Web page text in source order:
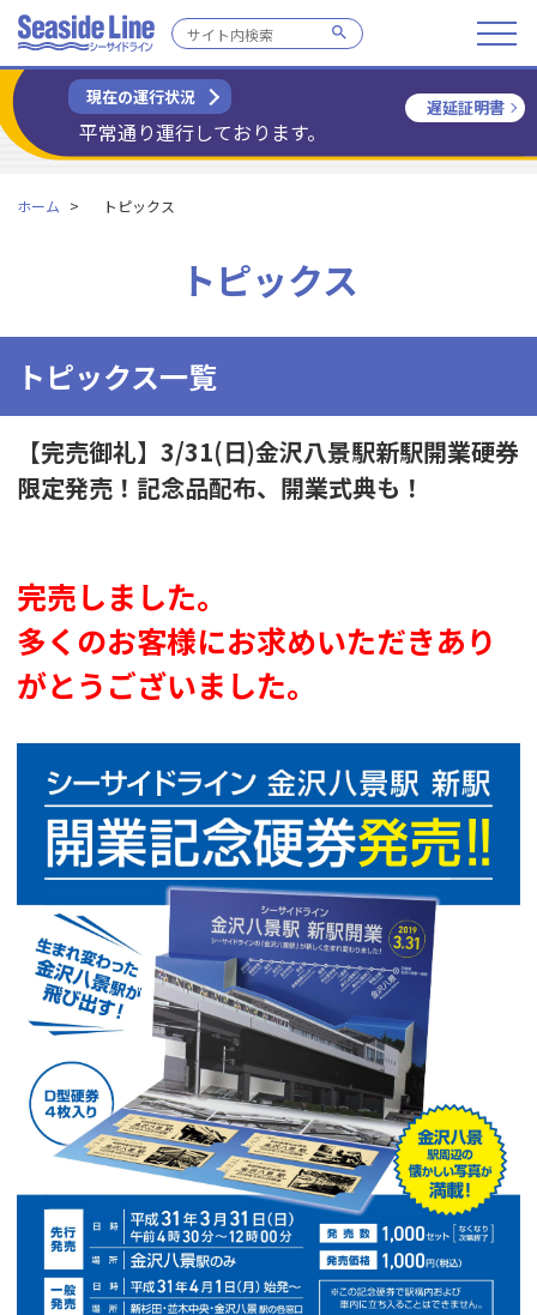
現在の運行状況
平常通り運行しております。
遅延証明書
ホーム トピックス
トピックス
トピックス一覧
【完売御礼】3/31(日)金沢八景駅新駅開業硬券
限定発売！記念品配布、開業式典も！
完売しました。
多くのお客様にお求めいただきあり
がとうございました。